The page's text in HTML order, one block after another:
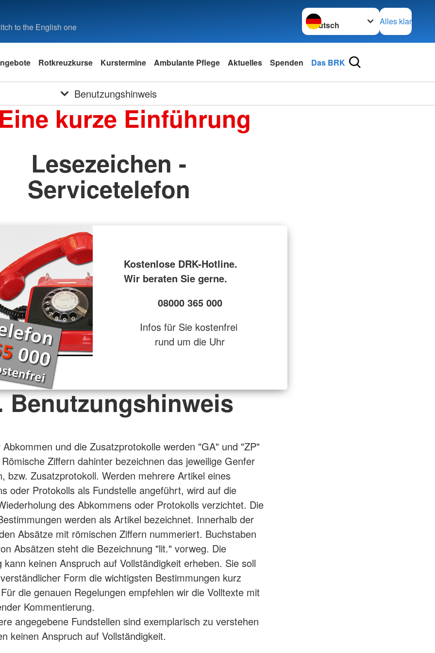
to the English one
Sprache wechseln zu
Alles klar
Rotkreuzkurse Kurstermine Ambulante Pflege Aktuelles Spenden Das BRK
Benutzungshinweis
kurze Einführung
Lesezeichen -
Servicetelefon
Kostenlose DRK-Hotline.
Wir beraten Sie gerne.
08000 365 000
Infos für Sie kostenfrei
rund um die Uhr
Benutzungshinweis
und die Zusatzprotokolle werden "GA" und "ZP"
Ziffern dahinter bezeichnen das jeweilige Genfer
bzw. Zusatzprotokoll. Werden mehrere Artikel eines
oder Protokolls als Fundstelle angeführt, wird auf die
des Abkommens oder Protokolls verzichtet. Die
werden als Artikel bezeichnet. Innerhalb der
Absätze mit römischen Ziffern nummeriert. Buchstaben
Absätzen steht die Bezeichnung "lit." vorweg. Die
kann keinen Anspruch auf Vollständigkeit erheben. Sie soll
Form die wichtigsten Bestimmungen kurz
die genauen Regelungen empfehlen wir die Volltexte mit
Kommentierung.
angegebene Fundstellen sind exemplarisch zu verstehen
keinen Anspruch auf Vollständigkeit.